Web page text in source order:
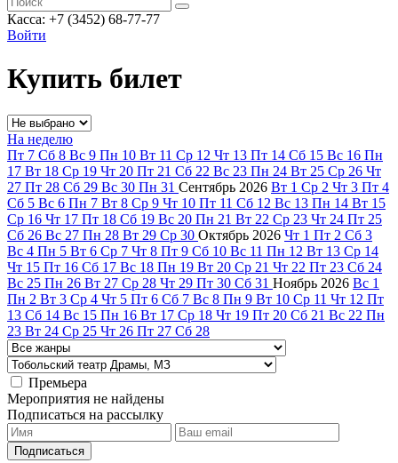
Касса: +7 (3452) 68-77-77
Войти
Купить билет
На неделю
Пт 7 Сб 8 Вс 9 Пн 10 Вт 11 Ср 12 Чт 13 Пт 14 Сб 15 Вс 16 Пн
17 Вт 18 Ср 19 Чт 20 Пт 21 Сб 22 Вс 23 Пн 24 Вт 25 Ср 26 Чт
27 Пт 28 Сб 29 Вс 30 Пн 31 Сентябрь 2026 Вт 1 Ср 2 Чт 3 Пт 4
Сб 5 Вс 6 Пн 7 Вт 8 Ср 9 Чт 10 Пт 11 Сб 12 Вс 13 Пн 14 Вт 15
Ср 16 Чт 17 Пт 18 Сб 19 Вс 20 Пн 21 Вт 22 Ср 23 Чт 24 Пт 25
Сб 26 Вс 27 Пн 28 Вт 29 Ср 30 Октябрь 2026 Чт 1 Пт 2 Сб 3
Вс 4 Пн 5 Вт 6 Ср 7 Чт 8 Пт 9 Сб 10 Вс 11 Пн 12 Вт 13 Ср 14
Чт 15 Пт 16 Сб 17 Вс 18 Пн 19 Вт 20 Ср 21 Чт 22 Пт 23 Сб 24
Вс 25 Пн 26 Вт 27 Ср 28 Чт 29 Пт 30 Сб 31 Ноябрь 2026 Вс 1
Пн 2 Вт 3 Ср 4 Чт 5 Пт 6 Сб 7 Вс 8 Пн 9 Вт 10 Ср 11 Чт 12 Пт
13 Сб 14 Вс 15 Пн 16 Вт 17 Ср 18 Чт 19 Пт 20 Сб 21 Вс 22 Пн
23 Вт 24 Ср 25 Чт 26 Пт 27 Сб 28
Премьера
Мероприятия не найдены
Подписаться на рассылку